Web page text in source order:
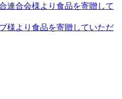
連合会様より食品を寄贈して
様より食品を寄贈していただ